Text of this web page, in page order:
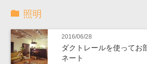
照明
2016/06/28
ダクトレールを使ってお
ネート